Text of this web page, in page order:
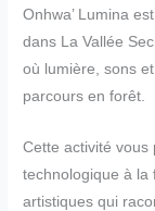
Onhwa’ Lumina
dans La Vallée
où lumière, sons
parcours en forêt.
Cette activité vous
technologique à la
artistiques qui